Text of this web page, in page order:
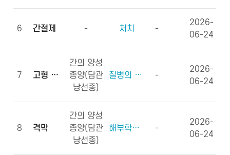
6 간절제 - 처치 -
2026-
06-24
7 고형 종괴
간의 양성
종양(담관
낭선종)
질병의 형태학 -
2026-
06-24
8 격막
간의 양성
종양(담관
낭선종)
해부학적부위 (신체구조) -
2026-
06-24